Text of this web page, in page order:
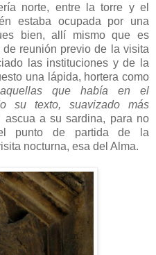
norte, entre la torre y el
estaba ocupada por una
bien, allí mismo que es
reunión previo de la visita
las instituciones y de la
una lápida, hortera como
que había en el
su texto, suavizado más
a su sardina, para no
punto de partida de la
nocturna, esa del Alma.